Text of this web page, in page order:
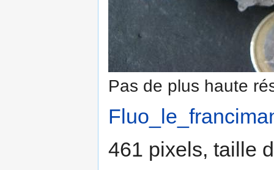
Pas de plus haute
461 pixels, taille